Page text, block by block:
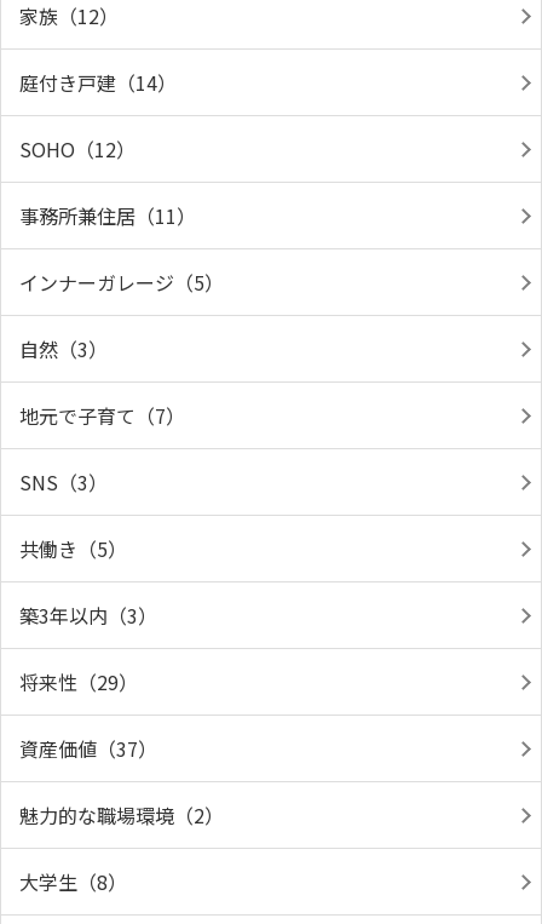
家族（12）
庭付き戸建（14）
SOHO（12）
事務所兼住居（11）
インナーガレージ（5）
自然（3）
地元で子育て（7）
SNS（3）
共働き（5）
築3年以内（3）
将来性（29）
資産価値（37）
魅力的な職場環境（2）
大学生（8）